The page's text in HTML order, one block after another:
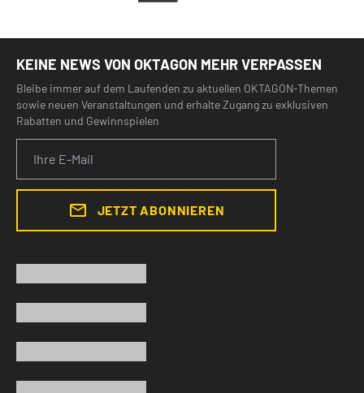
KEINE NEWS VON OKTAGON MEHR VERPASSEN
Bleibe immer auf dem Laufenden zu aktuellen OKTAGON-Themen
sowie neuen Veranstaltungen und erhalte Zugang zu exklusiven
Rabatten und Gewinnspielen
JETZT ABONNIEREN